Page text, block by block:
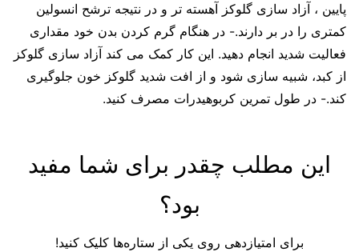
پایین ، آزاد سازی گلوکز آهسته تر و در نتیجه ترشح انسولین
کمتری را در بر دارند.- در هنگام گرم کردن بدن خود مقداری
فعالیت شدید انجام دهید. این کار کمک می کند آزاد سازی گلوکز
از کبد، شبیه سازی شود و از افت شدید گلوکز خون جلوگیری
کند.- در طول تمرین کربوهیدرات مصرف کنید.
این مطلب چقدر برای شما مفید
بود؟
برای امتیازدهی روی یکی از ستاره‌ها کلیک کنید!